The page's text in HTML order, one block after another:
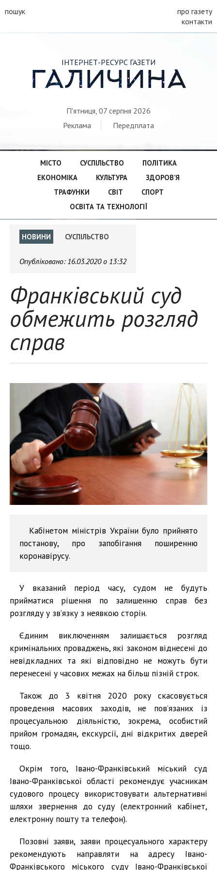
пошук
про газету
контакти
ІНТЕРНЕТ-РЕСУРС ГАЗЕТИ
ГАЛИЧИНА
П'ятниця, 07 серпня 2026
Реклама
Передплата
МІСТО СУСПІЛЬСТВО
ПОЛІТИКА
ЕКОНОМІКА
КУЛЬТУРА
ЗДОРОВ’Я
ТРАФУНКИ
СВІТ
СПОРТ
ОСВІТА ТА ТЕХНОЛОГІЇ
НОВИНИ СУСПІЛЬСТВО
Опубліковано: 16.03.2020 о 13:32
Франківський суд
обмежить розгляд
справ
Кабінетом міністрів України було прийнято
постанову, про запобігання поширенню
коронавірусу.
У вказаний період часу, судом не будуть
прийматися рішення по залишенню справ без
розгляду у зв’язку з неявкою сторін.
Єдиним виключенням залишається розгляд
кримінальних проваджень, які законом віднесені до
невідкладних та які відповідно не можуть бути
перенесені у часових межах на більш пізній строк.
Також до 3 квітня 2020 року скасовується
проведення масових заходів, не пов’язаних із
процесуальною діяльністю, зокрема, особистий
прийом громадян, екскурсії, дні відкритих дверей
тощо.
Окрім того, Івано-Франківський міський суд
Івано-Франківської області рекомендує учасникам
судового процесу використовувати альтернативні
шляхи звернення до суду (електронний кабінет,
електронну пошту та телефон).
Позовні заяви, заяви процесуального характеру
рекомендують направляти на адресу Івано-
Франківського міського суду Івано-Франківської